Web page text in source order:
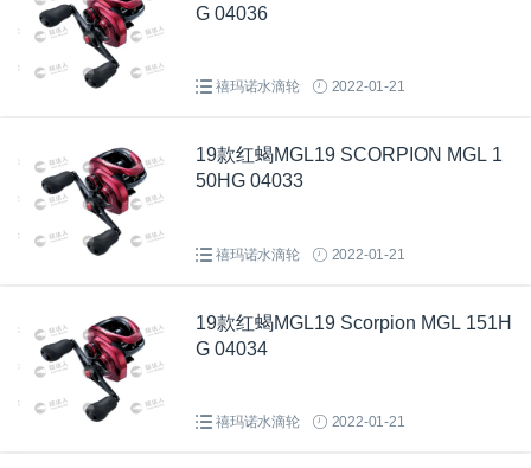
G 04036
禧玛诺水滴轮 2022-01-21
19款红蝎MGL19 SCORPION MGL 1
50HG 04033
禧玛诺水滴轮 2022-01-21
19款红蝎MGL19 Scorpion MGL 151H
G 04034
禧玛诺水滴轮 2022-01-21